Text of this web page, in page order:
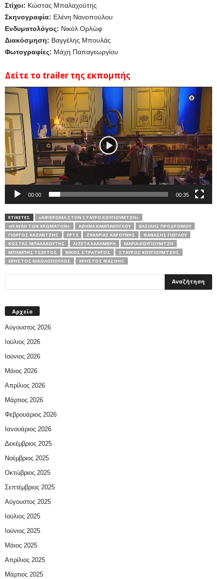
Στίχοι: Κώστας Μπαλαχούτης
Σκηνογραφία: Ελένη Νανοπούλου
Ενδυματολόγος: Νικόλ Ορλώφ
Διακόσμηση: Βαγγέλης Μπουλάς
Φωτογραφίες: Μάχη Παπαγεωργίου
Δείτε το trailer της εκπομπής
Πρόγραμμα
Αναπαραγωγής
Βίντεο
00:00 00:35
ΕΤΙΚΕΤΕΣ
«ΑΦΙΈΡΩΜΑ ΣΤΟΝ ΣΤΑΎΡΟ ΚΟΥΓΙΟΥΜΤΖΉ»
«Η ΑΥΛΉ ΤΩΝ ΧΡΩΜΆΤΩΝ»
ΑΘΗΝΆ ΚΑΜΠΆΚΟΓΛΟΥ
ΒΑΣΊΛΗΣ ΠΡΟΔΡΌΜΟΥ
ΓΙΏΡΓΟΣ ΚΑΖΑΝΤΖΉΣ
ΕΡΤ2 ΖΑΧΑΡΊΑΣ ΚΑΡΟΎΝΗΣ
ΘΑΝΆΣΗΣ ΓΙΏΓΛΟΥ
ΚΏΣΤΑΣ ΜΠΑΛΑΧΟΎΤΗΣ
ΛΙΖΈΤΑ ΚΑΛΗΜΈΡΗ
ΜΑΡΊΑ ΚΟΥΓΙΟΥΜΤΖΉ
ΜΠΆΜΠΗΣ ΤΣΈΡΤΟΣ
ΝΊΚΟΣ ΣΤΡΑΤΗΓΌΣ
ΣΤΑΎΡΟΣ ΚΟΥΓΙΟΥΜΤΖΉΣ
ΧΡΉΣΤΟΣ ΝΙΚΟΛΌΠΟΥΛΟΣ
ΧΡΉΣΤΟΣ ΦΑΣΌΗΣ
Αρχείο
Αύγουστος 2026
Ιούλιος 2026
Ιούνιος 2026
Μάιος 2026
Απρίλιος 2026
Μάρτιος 2026
Φεβρουάριος 2026
Ιανουάριος 2026
Δεκέμβριος 2025
Νοέμβριος 2025
Οκτώβριος 2025
Σεπτέμβριος 2025
Αύγουστος 2025
Ιούλιος 2025
Ιούνιος 2025
Μάιος 2025
Απρίλιος 2025
Μάρτιος 2025